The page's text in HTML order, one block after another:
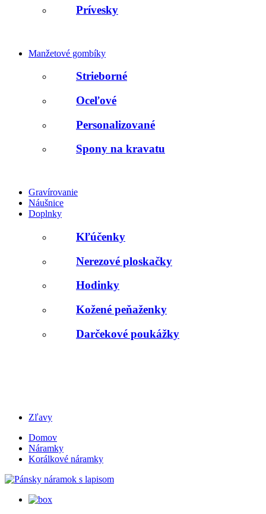
Prívesky
Manžetové gombíky
Strieborné
Oceľové
Personalizované
Spony na kravatu
Gravírovanie
Náušnice
Doplnky
Kľúčenky
Nerezové ploskačky
Hodinky
Kožené peňaženky
Darčekové poukážky
Zľavy
Domov
Náramky
Korálkové náramky